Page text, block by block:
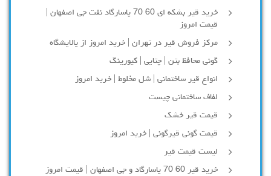
خرید قیر بشکه ای 60 70 پاسارگاد نفت جی اصفهان |
قیمت امروز
مرکز فروش قیر در تهران | خرید امروز از پالایشگاه
گونی محافظ بتن | چتایی | کیورینگ
انواع قیر ساختمانی | شل مخلوط | خرید امروز
لفاف ساختمانی چیست
قیمت قیر خشک
قیمت گونی قیرگونی | خرید امروز
لیست قیمت قیر
خرید قیر 60 70 پاسارگاد و جی اصفهان | قیمت امروز